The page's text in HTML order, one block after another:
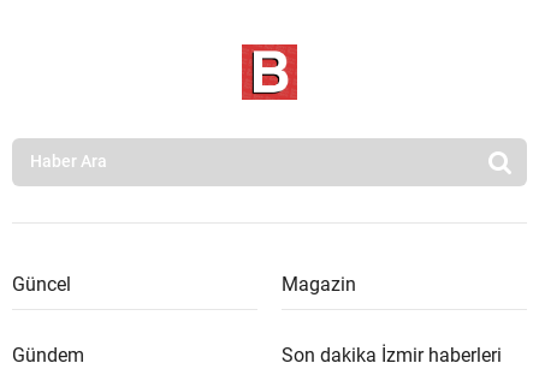
Güncel Magazin
Gündem Son dakika İzmir haberleri